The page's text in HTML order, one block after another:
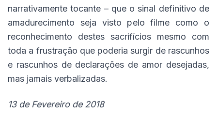
narrativamente tocante – que o sinal definitivo de
amadurecimento seja visto pelo filme como o
reconhecimento destes sacrifícios mesmo com
toda a frustração que poderia surgir de rascunhos
e rascunhos de declarações de amor desejadas,
mas jamais verbalizadas.
13 de Fevereiro de 2018